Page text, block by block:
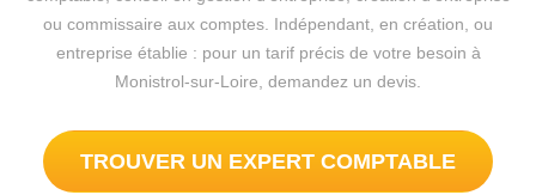
ou commissaire aux comptes. Indépendant, en création, ou
entreprise établie : pour un tarif précis de votre besoin à
Monistrol-sur-Loire, demandez un devis.
TROUVER UN EXPERT COMPTABLE